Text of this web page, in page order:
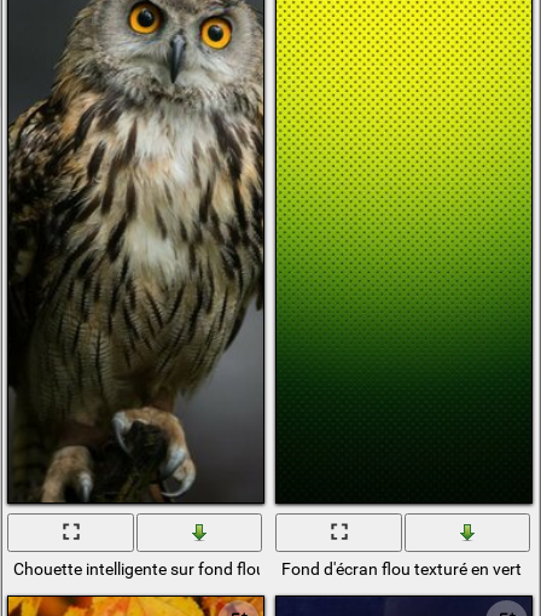
Chouette intelligente sur fond flou Fond d'écran flou texturé en vert